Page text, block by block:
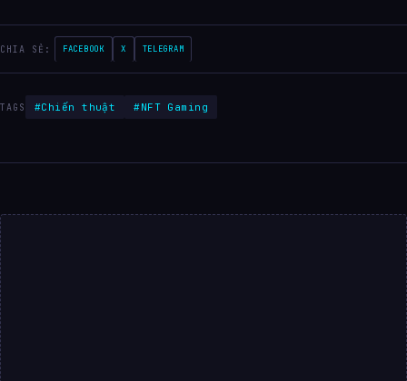
CHIA SẺ: FACEBOOK X TELEGRAM
TAGS #Chiến thuật #NFT Gaming